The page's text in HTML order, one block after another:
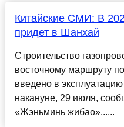
Китайские СМИ: В
придет в Шанхай
Строительство
восточному маршруту
введено в
накануне, 29 июля,
«Жэньминь жибао»......